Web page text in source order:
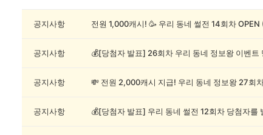
2
공지사항
공지사항
공지사항
공지사항